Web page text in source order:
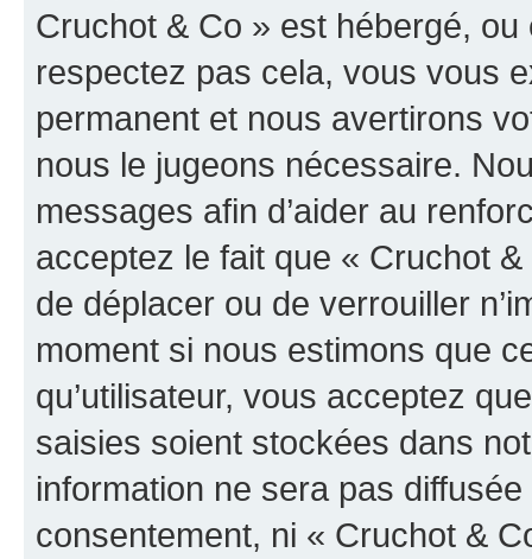
Cruchot & Co » est hébergé,
respectez pas cela, vous vous
permanent et nous avertirons
nous le jugeons nécessaire.
messages afin d’aider au
acceptez le fait que « Cruchot
de déplacer ou de verrouiller
moment si nous estimons que
qu’utilisateur, vous acceptez
saisies soient stockées dans
information ne sera pas
consentement, ni « Cruchot &